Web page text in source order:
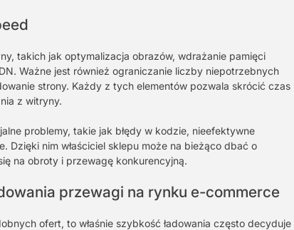
takich jak optymalizacja obrazów, wdrażanie pamięci
Ważne jest również ograniczanie liczby niepotrzebnych
strony. Każdy z tych elementów pozwala skrócić czas
z witryny.
problemy, takie jak błędy w kodzie, nieefektywne
Dzięki nim właściciel sklepu może na bieżąco dbać o
na obroty i przewagę konkurencyjną.
przewagi na rynku e-commerce
ofert, to właśnie szybkość ładowania często decyduje